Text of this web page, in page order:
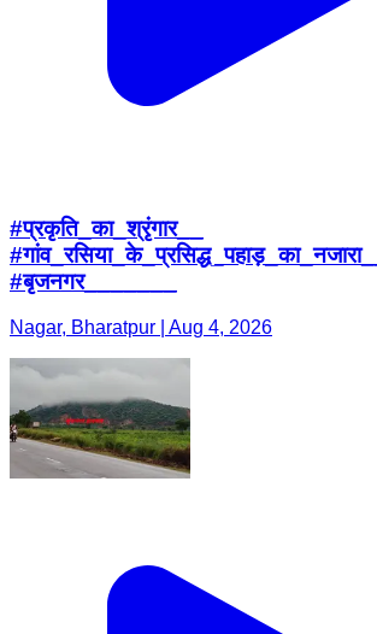
#प्रकृति_का_श्रृंगार__
#गांव_रसिया_के_प्रसिद्ध_पहाड़_का_नजारा__
#बृजनगर_______
Nagar, Bharatpur | Aug 4, 2026